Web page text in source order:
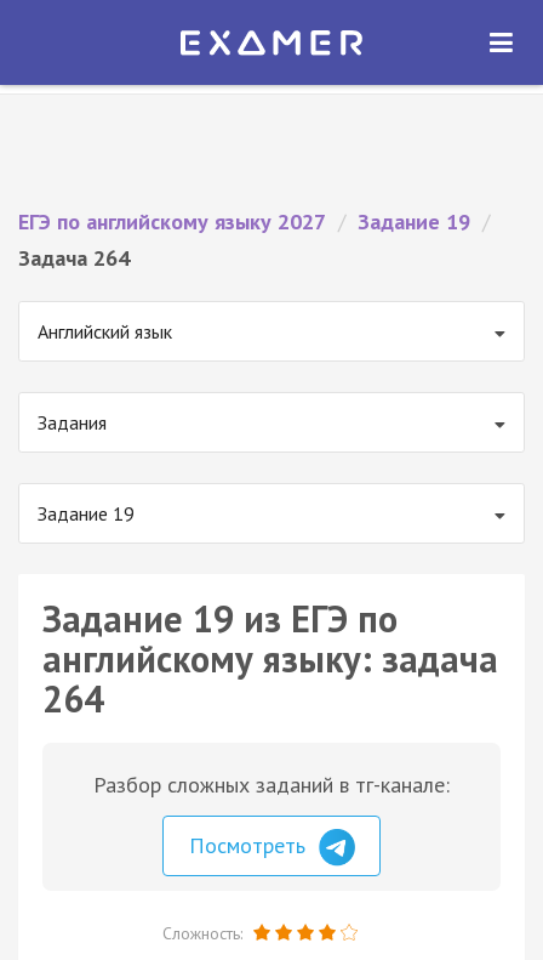
Экзамер — ЕГЭ 2027
ОТКРЫТЬ
ЕГЭ по английскому языку 2027 / Задание 19 /
Задача 264
Английский язык
Задания
Задание 19
Задание 19 из ЕГЭ по
английскому языку: задача
264
Разбор сложных заданий в тг-канале:
Посмотреть
Сложность: